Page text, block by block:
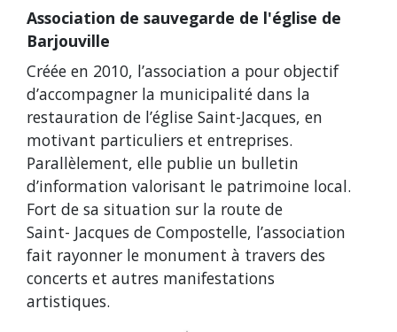
Association de sauvegarde de l'église de
Barjouville
Créée en 2010, l’association a pour objectif
d’accompagner la municipalité dans la
restauration de l’église Saint-Jacques, en
motivant particuliers et entreprises.
Parallèlement, elle publie un bulletin
d’information valorisant le patrimoine local.
Fort de sa situation sur la route de
Saint- Jacques de Compostelle, l’association
fait rayonner le monument à travers des
concerts et autres manifestations
artistiques.